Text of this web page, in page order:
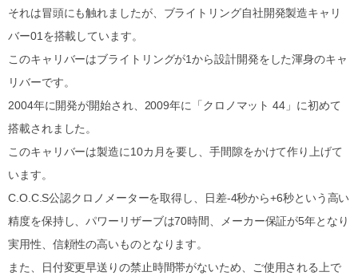
それは冒頭にも触れましたが、ブライトリング自社開発製造キャリ
バー01を搭載しています。
このキャリバーはブライトリングが1から設計開発をした渾身のキャ
リバーです。
2004年に開発が開始され、2009年に「クロノマット 44」に初めて
搭載されました。
このキャリバーは製造に10カ月を要し、手間隙をかけて作り上げて
います。
C.O.C.S公認クロノメーターを取得し、日差-4秒から+6秒という高い
精度を保持し、パワーリザーブは70時間、メーカー保証が5年となり
実用性、信頼性の高いものとなります。
また、日付変更早送りの禁止時間帯がないため、ご使用される上で